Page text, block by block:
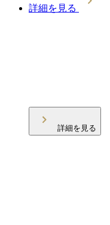
詳細を見る
詳細を見る